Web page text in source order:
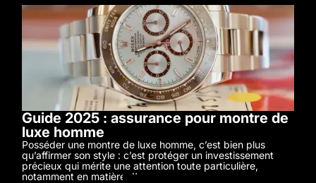
Guide 2025 : assurance pour montre de
luxe homme
Posséder une montre de luxe homme, c’est bien plus
qu’affirmer son style : c’est protéger un investissement
précieux qui mérite une attention toute particulière,
notamment en matière d’assurance.